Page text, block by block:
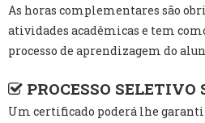
As horas complementares são
atividades acadêmicas e tem
processo de aprendizagem do
PROCESSO
Um certificado poderá lhe